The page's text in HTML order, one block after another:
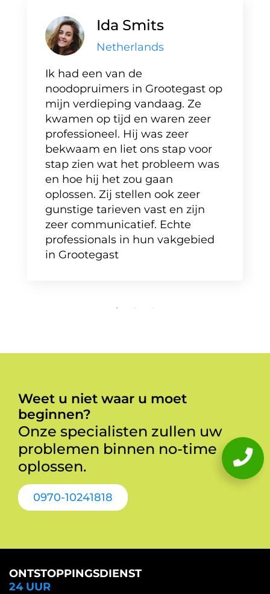
Ida Smits
Netherlands
Ik had een van de
noodopruimers in Grootegast op
mijn verdieping vandaag. Ze
kwamen op tijd en waren zeer
professioneel. Hij was zeer
bekwaam en liet ons stap voor
stap zien wat het probleem was
en hoe hij het zou gaan
oplossen. Zij stellen ook zeer
gunstige tarieven vast en zijn
zeer communicatief. Echte
professionals in hun vakgebied
in Grootegast
Weet u niet waar u moet
beginnen?
Onze specialisten zullen uw
problemen binnen no-time
oplossen.
0970-10241818
ONTSTOPPINGSDIENST
24 UUR